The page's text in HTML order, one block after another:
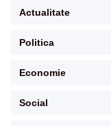
Actualitate
Politica
Economie
Social